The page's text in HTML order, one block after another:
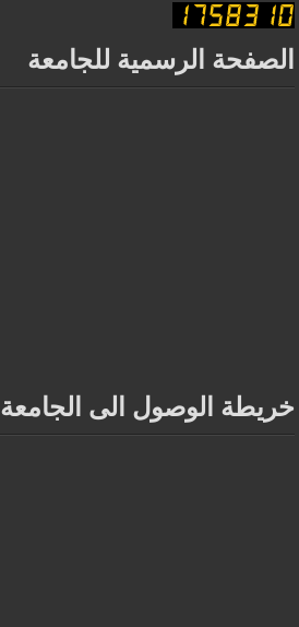
الصفحة الرسمية للجامعة
خريطة الوصول الى الجامعة